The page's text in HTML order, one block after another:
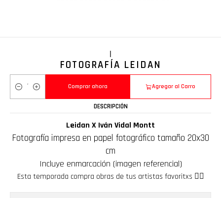
|
FOTOGRAFÍA LEIDAN
Cantidad
Agregar al Carro
Comprar ahora
DESCRIPCIÓN
Leidan X Iván Vidal Montt
Fotografía impresa en papel fotográfico tamaño 20x30
cm
Incluye enmarcación (imagen referencial)
Esta temporada compra obras de tus artistas favoritxs ❤️‍🔥